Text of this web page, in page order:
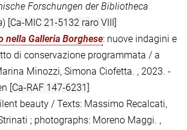
Forschungen der Bibliotheca
) [Ca-MIC 21-5132 raro VIII]
nella Galleria Borghese: nuove indagini e
di conservazione programmata / a
Minozzi, Simona Ciofetta. , 2023. -
[Ca-RAF 147-6231]
beauty / Texts: Massimo Recalcati,
; photographs: Moreno Maggi. ,